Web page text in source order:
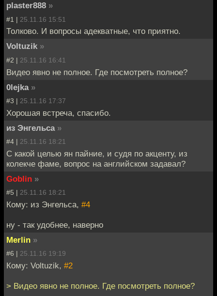
plaster888 »
#1 | 25.11.16 15:51
Толково. И вопросы адекватные, что приятно.
Voltuzik »
#2 | 25.11.16 16:41
Видео явно не полное. Где посмотреть полное?
0lejka »
#3 | 25.11.16 17:37
Хорошая встреча, спасибо.
из Энгельса »
#4 | 25.11.16 18:21
С какой целью ян пайние, и судя по акценту, из
колекче фаме, вопрос на английском задавал?
Goblin »
#5 | 25.11.16 18:21
Кому: из Энгельса, #4
ну - так удобнее, наверно
Merlin »
#6 | 25.11.16 19:19
Кому: Voltuzik, #2
> Видео явно не полное. Где посмотреть полное?